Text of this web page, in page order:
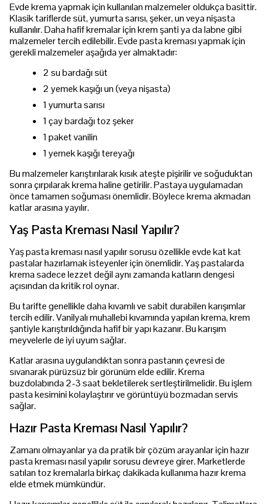
Evde krema yapmak için kullanılan malzemeler oldukça basittir.
Klasik tariflerde süt, yumurta sarısı, şeker, un veya nişasta
kullanılır. Daha hafif kremalar için krem şanti ya da labne gibi
malzemeler tercih edilebilir. Evde pasta kreması yapmak için
gerekli malzemeler aşağıda yer almaktadır:
2 su bardağı süt
2 yemek kaşığı un (veya nişasta)
1 yumurta sarısı
1 çay bardağı toz şeker
1 paket vanilin
1 yemek kaşığı tereyağı
Bu malzemeler karıştırılarak kısık ateşte pişirilir ve soğuduktan
sonra çırpılarak krema haline getirilir. Pastaya uygulamadan
önce tamamen soğuması önemlidir. Böylece krema akmadan
katlar arasına yayılır.
Yaş Pasta Kreması Nasıl Yapılır?
Yaş pasta kreması nasıl yapılır sorusu özellikle evde kat kat
pastalar hazırlamak isteyenler için önemlidir. Yaş pastalarda
krema sadece lezzet değil aynı zamanda katların dengesi
açısından da kritik rol oynar.
Bu tarifte genellikle daha kıvamlı ve sabit durabilen karışımlar
tercih edilir. Vanilyalı muhallebi kıvamında yapılan krema, krem
şantiyle karıştırıldığında hafif bir yapı kazanır. Bu karışım
meyvelerle de iyi uyum sağlar.
Katlar arasına uygulandıktan sonra pastanın çevresi de
sıvanarak pürüzsüz bir görünüm elde edilir. Krema
buzdolabında 2-3 saat bekletilerek sertleştirilmelidir. Bu işlem
pasta kesimini kolaylaştırır ve görüntüyü bozmadan servis
sağlar.
Hazır Pasta Kreması Nasıl Yapılır?
Zamanı olmayanlar ya da pratik bir çözüm arayanlar için hazır
pasta kreması nasıl yapılır sorusu devreye girer. Marketlerde
satılan toz kremalarla birkaç dakikada kullanıma hazır krema
elde etmek mümkündür.